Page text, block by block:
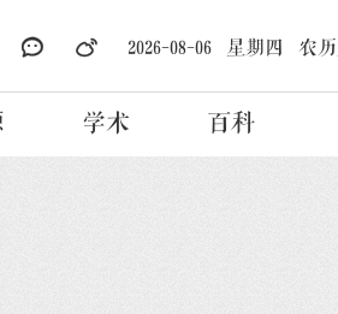
2026-08-06 星期四 农
学术 百科